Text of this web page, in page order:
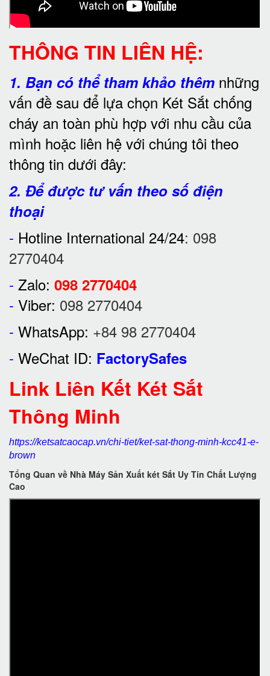
THÔNG TIN LIÊN HỆ:
1. Bạn có thể tham khảo thêm những
vấn đề sau để lựa chọn Két Sắt chống
cháy an toàn phù hợp với nhu cầu của
mình hoặc liên hệ với chúng tôi theo
thông tin dưới đây:
2. Để được tư vấn theo số điện
thoại
- Hotline International 24/24: 098
2770404
- Zalo: 098 2770404
- Viber: 098 2770404
- WhatsApp: +84 98 2770404
- WeChat ID: FactorySafes
Link Liên Kết Két Sắt
Thông Minh
https://ketsatcaocap.vn/chi-tiet/ket-sat-thong-minh-kcc41-e-
brown
Tổng Quan về Nhà Máy Sản Xuất két Sắt Uy Tín Chất Lượng
Cao